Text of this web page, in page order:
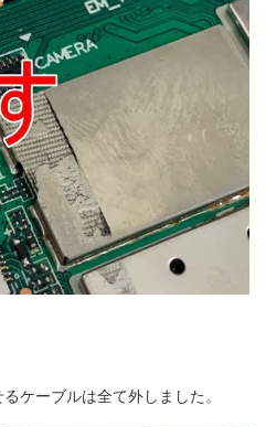
ケーブルは全て外しました。